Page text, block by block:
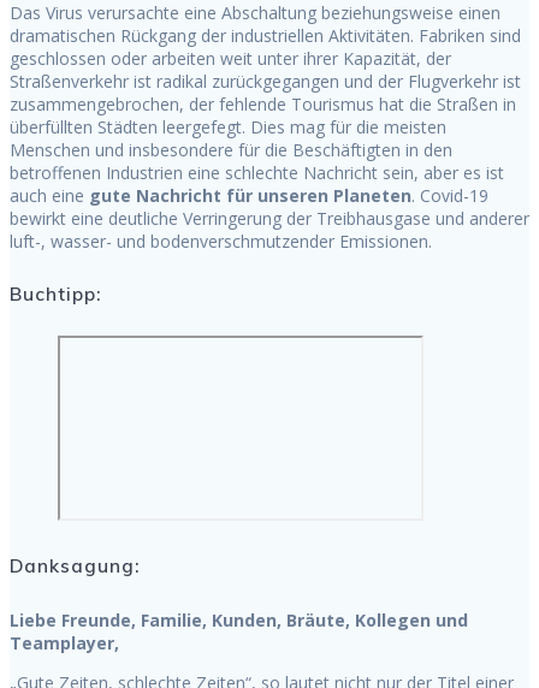
Das Virus verursachte eine Abschaltung beziehungsweise einen
dramatischen Rückgang der industriellen Aktivitäten. Fabriken sind
geschlossen oder arbeiten weit unter ihrer Kapazität, der
Straßenverkehr ist radikal zurückgegangen und der Flugverkehr ist
zusammengebrochen, der fehlende Tourismus hat die Straßen in
überfüllten Städten leergefegt. Dies mag für die meisten
Menschen und insbesondere für die Beschäftigten in den
betroffenen Industrien eine schlechte Nachricht sein, aber es ist
auch eine gute Nachricht für unseren Planeten. Covid-19
bewirkt eine deutliche Verringerung der Treibhausgase und anderer
luft-, wasser- und bodenverschmutzender Emissionen.
Buchtipp:
Danksagung:
Liebe Freunde, Familie, Kunden, Bräute, Kollegen und
Teamplayer,
„Gute Zeiten, schlechte Zeiten“, so lautet nicht nur der Titel einer